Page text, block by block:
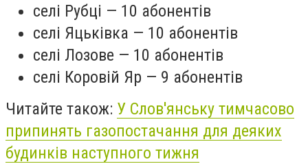
селі Рубці — 10 абонентів
селі Яцьківка — 10 абонентів
селі Лозове — 10 абонентів
селі Коровій Яр — 9 абонентів
Читайте також: У Слов'янську тимчасово
припинять газопостачання для деяких
будинків наступного тижня